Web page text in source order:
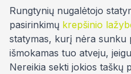
Rungtynių nugalėtojo
pasirinkimų krepšinio
statymas, kurį nėra sunku
išmokamas tuo atveju,
Nereikia sekti jokios taškų